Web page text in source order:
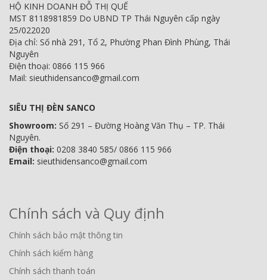
HỘ KINH DOANH ĐỖ THỊ QUẾ
MST 8118981859 Do UBND TP Thái Nguyên cấp ngày
25/022020
Địa chỉ: Số nhà 291, Tổ 2, Phường Phan Đình Phùng, Thái
Nguyên
Điện thoại: 0866 115 966
Mail: sieuthidensanco@gmail.com
SIÊU THỊ ĐÈN SANCO
Showroom: Số 291 – Đường Hoàng Văn Thụ – TP. Thái
Nguyên.
Điện thoại: 0208 3840 585/ 0866 115 966
Email: sieuthidensanco@gmail.com
Chính sách và Quy định
Chính sách bảo mật thông tin
Chính sách kiểm hàng
Chính sách thanh toán